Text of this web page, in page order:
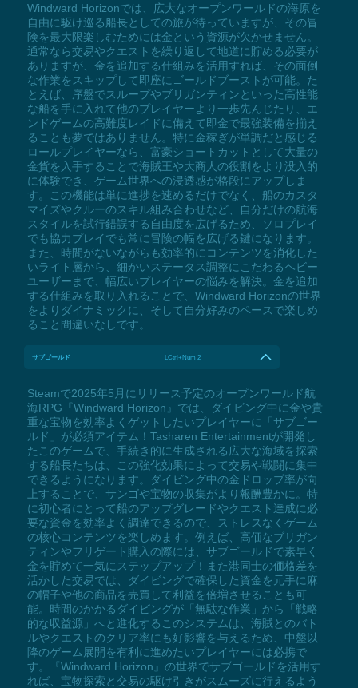
Windward Horizonでは、広大なオープンワールドの海原を
自由に駆け巡る船長としての旅が待っていますが、その冒
険を最大限楽しむためには金という資源が欠かせません。
通常なら交易やクエストを繰り返して地道に貯める必要が
ありますが、金を追加する仕組みを活用すれば、その面倒
な作業をスキップして即座にゴールドブーストが可能。た
とえば、序盤でスループやブリガンティンといった高性能
な船を手に入れて他のプレイヤーより一歩先んじたり、エ
ンドゲームの高難度レイドに備えて即金で最強装備を揃え
ることも夢ではありません。特に金稼ぎが単調だと感じる
ロールプレイヤーなら、富豪ショートカットとして大量の
金貨を入手することで海賊王や大商人の役割をより没入的
に体験でき、ゲーム世界への浸透感が格段にアップしま
す。この機能は単に進捗を速めるだけでなく、船のカスタ
マイズやクルーのスキル組み合わせなど、自分だけの航海
スタイルを試行錯誤する自由度を広げるため、ソロプレイ
でも協力プレイでも常に冒険の幅を広げる鍵になります。
また、時間がないながらも効率的にコンテンツを消化した
いライト層から、細かいステータス調整にこだわるヘビー
ユーザーまで、幅広いプレイヤーの悩みを解決。金を追加
する仕組みを取り入れることで、Windward Horizonの世界
をよりダイナミックに、そして自分好みのペースで楽しめ
ること間違いなしです。
サブゴールド LCtrl+Num 2
Steamで2025年5月にリリース予定のオープンワールド航
海RPG『Windward Horizon』では、ダイビング中に金や貴
重な宝物を効率よくゲットしたいプレイヤーに「サブゴー
ルド」が必須アイテム！Tasharen Entertainmentが開発し
たこのゲームで、手続き的に生成される広大な海域を探索
する船長たちは、この強化効果によって交易や戦闘に集中
できるようになります。ダイビング中の金ドロップ率が向
上することで、サンゴや宝物の収集がより報酬豊かに。特
に初心者にとって船のアップグレードやクエスト達成に必
要な資金を効率よく調達できるので、ストレスなくゲーム
の核心コンテンツを楽しめます。例えば、高価なブリガン
ティンやフリゲート購入の際には、サブゴールドで素早く
金を貯めて一気にステップアップ！また港同士の価格差を
活かした交易では、ダイビングで確保した資金を元手に麻
の帽子や他の商品を売買して利益を倍増させることも可
能。時間のかかるダイビングが「無駄な作業」から「戦略
的な収益源」へと進化するこのシステムは、海賊とのバト
ルやクエストのクリア率にも好影響を与えるため、中盤以
降のゲーム展開を有利に進めたいプレイヤーには必携で
す。『Windward Horizon』の世界でサブゴールドを活用す
れば、宝物探索と交易の駆け引きがスムーズに行えるよう